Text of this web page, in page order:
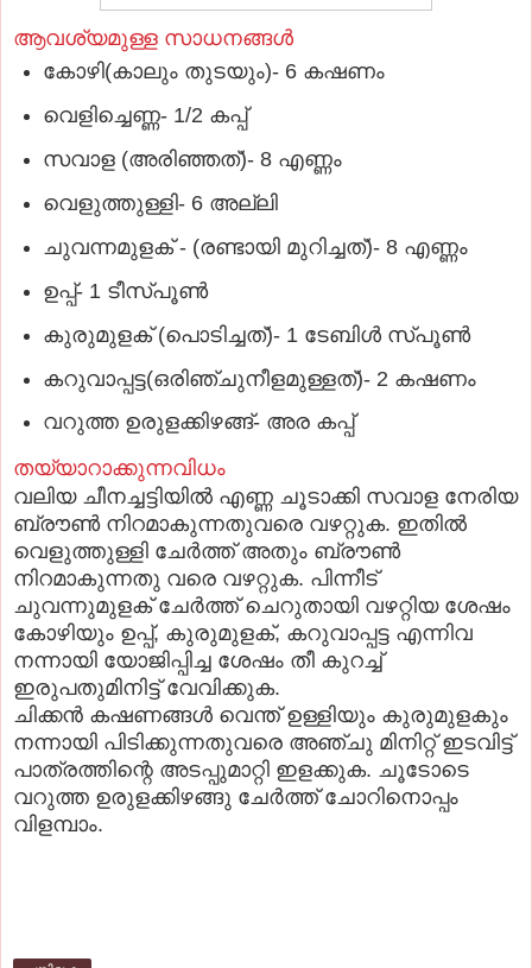
ആവശ്യമുള്ള സാധനങ്ങള്‍
കോഴി(കാലും തുടയും)- 6 കഷണം
വെളിച്ചെണ്ണ- 1/2 കപ്പ്‌
സവാള (അരിഞ്ഞത്‌)- 8 എണ്ണം
വെളുത്തുള്ളി- 6 അല്ലി
ചുവന്നമുളക്‌ - (രണ്ടായി മുറിച്ചത്‌)- 8 എണ്ണം
ഉപ്പ്‌- 1 ടീസ്‌പൂണ്‍
കുരുമുളക്‌ (പൊടിച്ചത്‌)- 1 ടേബിള്‍ സ്‌പൂണ്‍
കറുവാപ്പട്ട(ഒരിഞ്ചുനീളമുള്ളത്‌)- 2 കഷണം
വറുത്ത ഉരുളക്കിഴങ്ങ്‌- അര കപ്പ്‌
തയ്യാറാക്കുന്നവിധം
വലിയ ചീനച്ചട്ടിയില്‍ എണ്ണ ചൂടാക്കി സവാള നേരിയ
ബ്രൗണ്‍ നിറമാകുന്നതുവരെ വഴറ്റുക. ഇതില്‍
വെളുത്തുള്ളി ചേര്‍ത്ത്‌ അതും ബ്രൗണ്‍
നിറമാകുന്നതു വരെ വഴറ്റുക. പിന്നീട്‌
ചുവന്നുമുളക്‌ ചേര്‍ത്ത്‌ ചെറുതായി വഴറ്റിയ ശേഷം
കോഴിയും ഉപ്പ്‌, കുരുമുളക്‌, കറുവാപ്പട്ട എന്നിവ
നന്നായി യോജിപ്പിച്ച ശേഷം തീ കുറച്ച്‌
ഇരുപതുമിനിട്ട്‌ വേവിക്കുക.
ചിക്കന്‍ കഷണങ്ങള്‍ വെന്ത്‌ ഉള്ളിയും കുരുമുളകും
നന്നായി പിടിക്കുന്നതുവരെ അഞ്ചു മിനിറ്റ്‌ ഇടവിട്ട്‌
പാത്രത്തിന്റെ അടപ്പുമാറ്റി ഇളക്കുക. ചൂടോടെ
വറുത്ത ഉരുളക്കിഴങ്ങു ചേര്‍ത്ത്‌ ചോറിനൊപ്പം
വിളമ്പാം.